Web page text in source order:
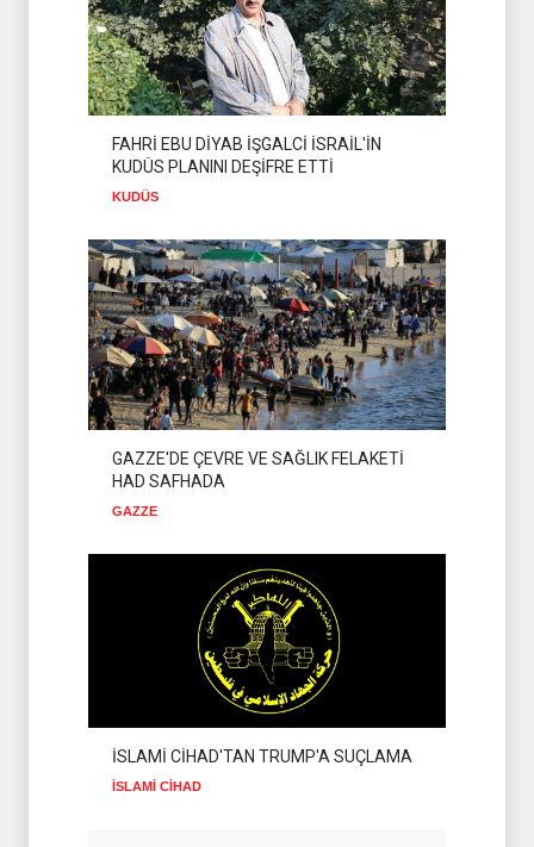
İSLAM ÜLKELERİ
09 Ağustos 2026
SADULLAH ZAREİ MEKKE
ANLAŞMASINI
DEĞERLENDİRDİ
08 Ağustos 2026
AKLAMAYA ÇALIŞIYOR
SİYONİST REJİM 10 Ağustos 2026
FAHRİ EBU DİYAB İŞGALCİ İSRAİL'İN
KUDÜS PLANINI DEŞİFRE ETTİ
KUDÜS
GAZZE'DE ÇEVRE VE SAĞLIK FELAKETİ
HAD SAFHADA
GAZZE
İSLAMİ CİHAD'TAN TRUMP'A SUÇLAMA
İSLAMİ CİHAD